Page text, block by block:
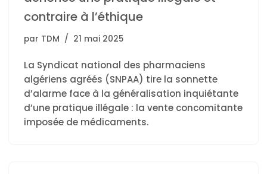
contraire à l’éthique
par TDM 21 mai 2025
La Syndicat national des pharmaciens
algériens agréés (SNPAA) tire la sonnette
d’alarme face à la généralisation inquiétante
d’une pratique illégale : la vente concomitante
imposée de médicaments.